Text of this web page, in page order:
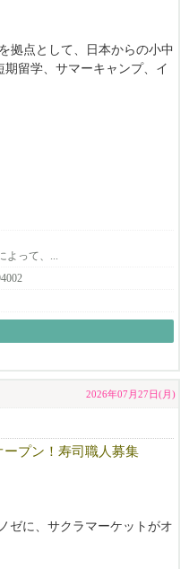
就労は一切お受けしており
拠点として、日本からの小中
留学、サマーキャンプ、イ
でもリモートでお仕事して
って、...
2026年07月27日(月)
プン！寿司職人募集
ゼに、サクラマーケットがオ